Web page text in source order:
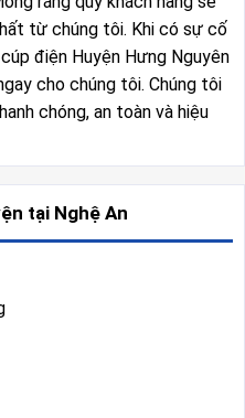
từ chúng tôi. Khi có sự cố
điện Huyện Hưng Nguyên
cho chúng tôi. Chúng tôi
chóng, an toàn và hiệu
tại Nghệ An